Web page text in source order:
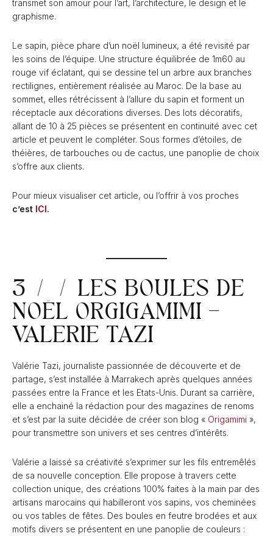
transmet son amour pour l’art, l’architecture, le design et le
graphisme.
Le sapin, pièce phare d’un noël lumineux, a été revisité par
les soins de l’équipe. Une structure équilibrée de 1m60 au
rouge vif éclatant, qui se dessine tel un arbre aux branches
rectilignes, entièrement réalisée au Maroc. De la base au
sommet, elles rétrécissent à l’allure du sapin et forment un
réceptacle aux décorations diverses. Des lots décoratifs,
allant de 10 à 25 pièces se présentent en continuité avec cet
article et peuvent le compléter. Sous formes d’étoiles, de
théières, de tarbouches ou de cactus, une panoplie de choix
s’offre aux clients.
Pour mieux visualiser cet article, ou l’offrir à vos proches
c’est ICI.
3 / / LES BOULES DE
NOËL ORGIGAMIMI –
VALERIE TAZI
Valérie Tazi, journaliste passionnée de découverte et de
partage, s’est installée à Marrakech après quelques années
passées entre la France et les Etats-Unis. Durant sa carrière,
elle a enchainé la rédaction pour des magazines de renoms
et s’est par la suite décidée de créer son blog « Origamimi »,
pour transmettre son univers et ses centres d’intérêts.
Valérie a laissé sa créativité s’exprimer sur les fils entremêlés
de sa nouvelle conception. Elle propose à travers cette
collection unique, des créations 100% faites à la main par des
artisans marocains qui habilleront vos sapins, vos cheminées
ou vos tables de fêtes. Des boules en feutre brodées et aux
motifs divers se présentent en une panoplie de couleurs :